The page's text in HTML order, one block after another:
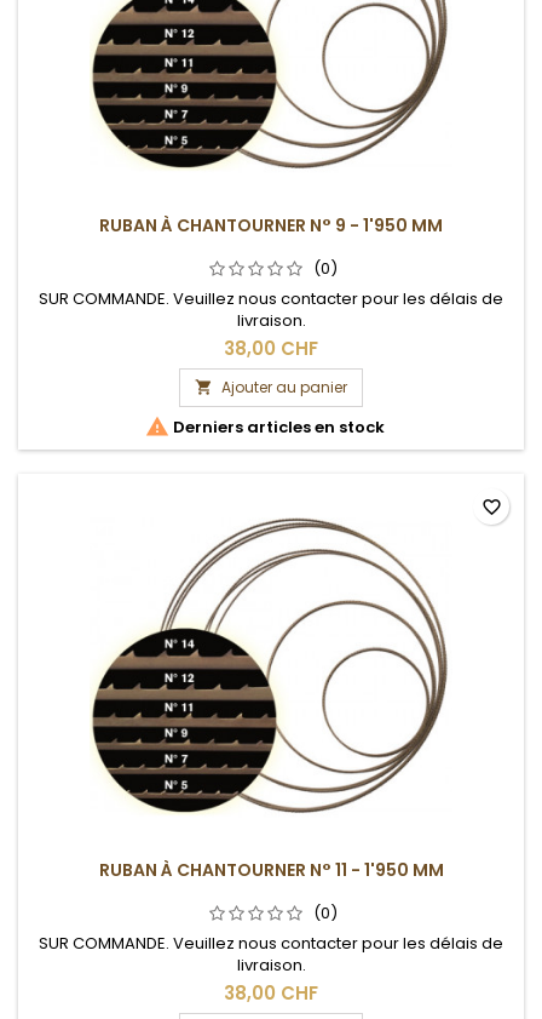
RUBAN À CHANTOURNER N° 9 - 1'950 MM
(0)
SUR COMMANDE. Veuillez nous contacter pour les délais de
livraison.
38,00 CHF
 Ajouter au panier
 Derniers articles en stock
RUBAN À CHANTOURNER N° 11 - 1'950 MM
(0)
SUR COMMANDE. Veuillez nous contacter pour les délais de
livraison.
38,00 CHF
favorite_border